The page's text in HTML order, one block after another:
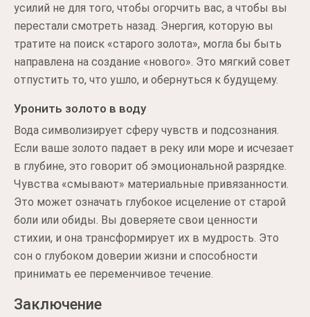
усилий не для того, чтобы огорчить вас, а чтобы вы
перестали смотреть назад. Энергия, которую вы
тратите на поиск «старого золота», могла бы быть
направлена на создание «нового». Это мягкий совет
отпустить то, что ушло, и обернуться к будущему.
Уронить золото в воду
Вода символизирует сферу чувств и подсознания.
Если ваше золото падает в реку или море и исчезает
в глубине, это говорит об эмоциональной разрядке.
Чувства «смывают» материальные привязанности.
Это может означать глубокое исцеление от старой
боли или обиды. Вы доверяете свои ценности
стихии, и она трансформирует их в мудрость. Это
сон о глубоком доверии жизни и способности
принимать ее переменчивое течение.
Заключение